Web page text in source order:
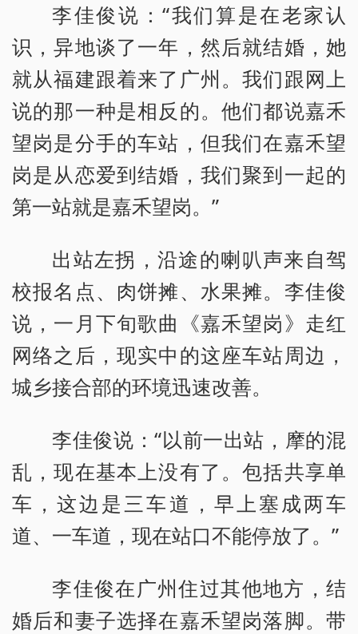
李佳俊说：“我们算是在老家认
识，异地谈了一年，然后就结婚，她
就从福建跟着来了广州。我们跟网上
说的那一种是相反的。他们都说嘉禾
望岗是分手的车站，但我们在嘉禾望
岗是从恋爱到结婚，我们聚到一起的
第一站就是嘉禾望岗。”
出站左拐，沿途的喇叭声来自驾
校报名点、肉饼摊、水果摊。李佳俊
说，一月下旬歌曲《嘉禾望岗》走红
网络之后，现实中的这座车站周边，
城乡接合部的环境迅速改善。
李佳俊说：“以前一出站，摩的混
乱，现在基本上没有了。包括共享单
车，这边是三车道，早上塞成两车
道、一车道，现在站口不能停放了。”
李佳俊在广州住过其他地方，结
婚后和妻子选择在嘉禾望岗落脚。带